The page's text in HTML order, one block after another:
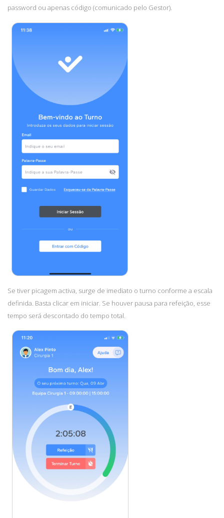
password ou apenas código (comunicado pelo Gestor).
Se tiver picagem activa, surge de imediato o turno conforme a escala
definida. Basta clicar em iniciar. Se houver pausa para refeição, esse
tempo será descontado do tempo total.